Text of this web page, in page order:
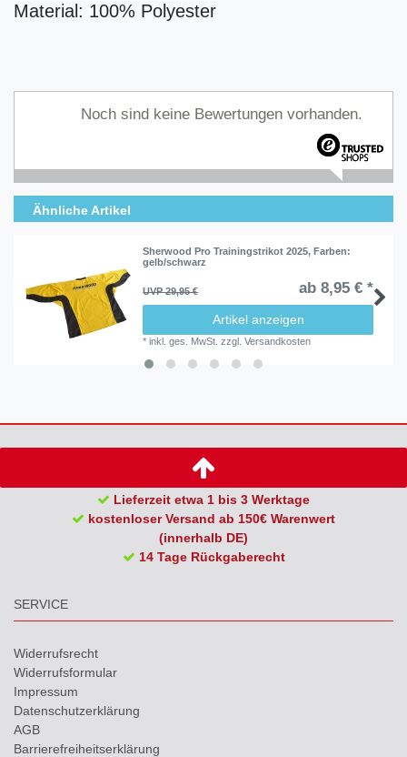
Material: 100% Polyester
Noch sind keine Bewertungen vorhanden.
Ähnliche Artikel
Sherwood Pro Trainingstrikot 2025, Farben:
gelb/schwarz
UVP 29,95 € ab 8,95 € *
Artikel anzeigen
*inkl. ges. MwSt. zzgl.Versandkosten
Lieferzeit etwa 1 bis 3 Werktage
kostenloser Versand ab 150€ Warenwert
(innerhalb DE)
14 Tage Rückgaberecht
SERVICE
Widerrufs­recht
Widerrufs­formular
Impressum
Daten­schutz­erklärung
AGB
Barrierefreiheitserklärung